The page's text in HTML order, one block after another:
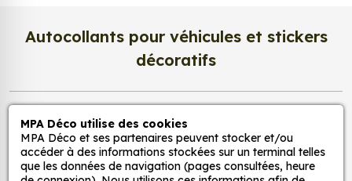
les murs, les meubles ou les jouets.
Pour la cuisine : nos stickers peuvent être
utilisés pour ajouter une touche d'originalité à
les murs, les appareils électroménagers ou les
accessoires de cuisine.
Pour la salle de bain : nos stickers peuvent être
utilisés pour créer une ambiance zen et
Autocollants pour véhicules et stickers
décoratifs
Nos services
MPA Déco utilise des cookies
MPA Déco et ses partenaires peuvent stocker et/ou
accéder à des informations stockées sur un terminal telles
que les données de navigation (pages consultées, heure